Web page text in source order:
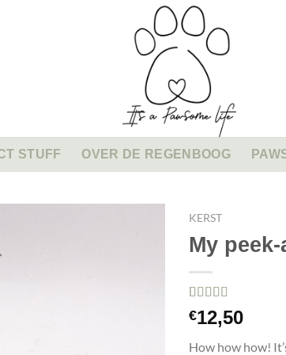
STUFF OVER DE REGENBOOG
KERST
My
Gewaardeerd
5.00op 5
op
1
klant
€12,50
How how how!